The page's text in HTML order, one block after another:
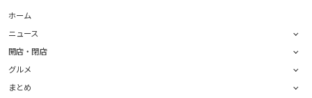
ホーム
ニュース
開店・閉店
グルメ
まとめ